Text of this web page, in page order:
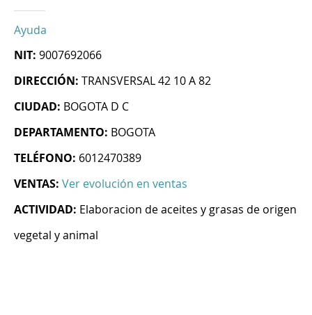
Ayuda
NIT: 9007692066
DIRECCIÓN: TRANSVERSAL 42 10 A 82
CIUDAD: BOGOTA D C
DEPARTAMENTO: BOGOTA
TELÉFONO: 6012470389
VENTAS: Ver evolución en ventas
ACTIVIDAD: Elaboracion de aceites y grasas de origen
vegetal y animal